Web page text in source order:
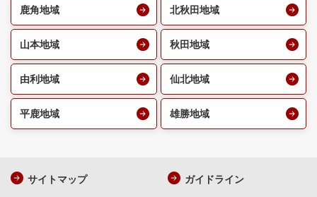
鹿角地域 北秋田地域
山本地域 秋田地域
由利地域 仙北地域
平鹿地域 雄勝地域
サイトマップ ガイドライン